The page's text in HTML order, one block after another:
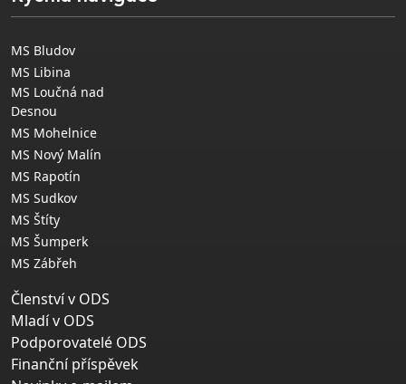
MS Bludov
MS Libina
MS Loučná nad
Desnou
MS Mohelnice
MS Nový Malín
MS Rapotín
MS Sudkov
MS Štíty
MS Šumperk
MS Zábřeh
Členství v ODS
Mladí v ODS
Podporovatelé ODS
Finanční příspěvek